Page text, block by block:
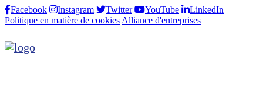
Facebook
Instagram Twitter YouTube
LinkedIn
Politique en matière de cookies Alliance d'entreprises